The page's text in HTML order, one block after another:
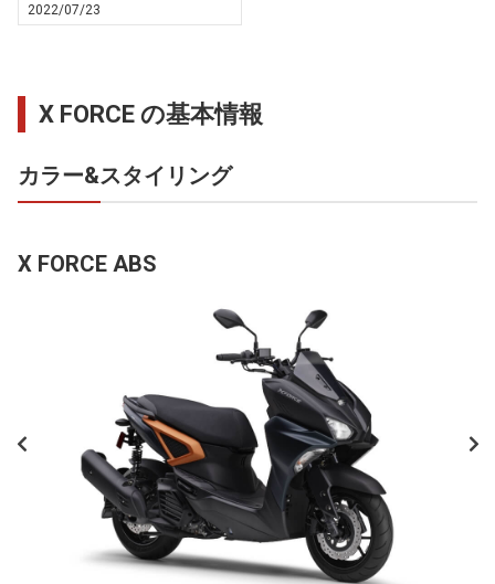
2022/07/23
X FORCE の基本情報
カラー&スタイリング
X FORCE ABS